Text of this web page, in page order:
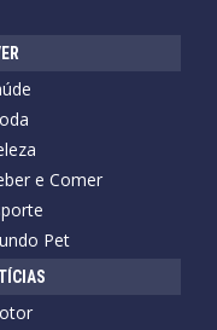
e Comer
Pet